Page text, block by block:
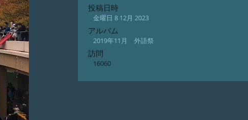
投稿日時
金曜日 8 12月 2023
アルバム
2019年11月 外語祭
訪問
16060